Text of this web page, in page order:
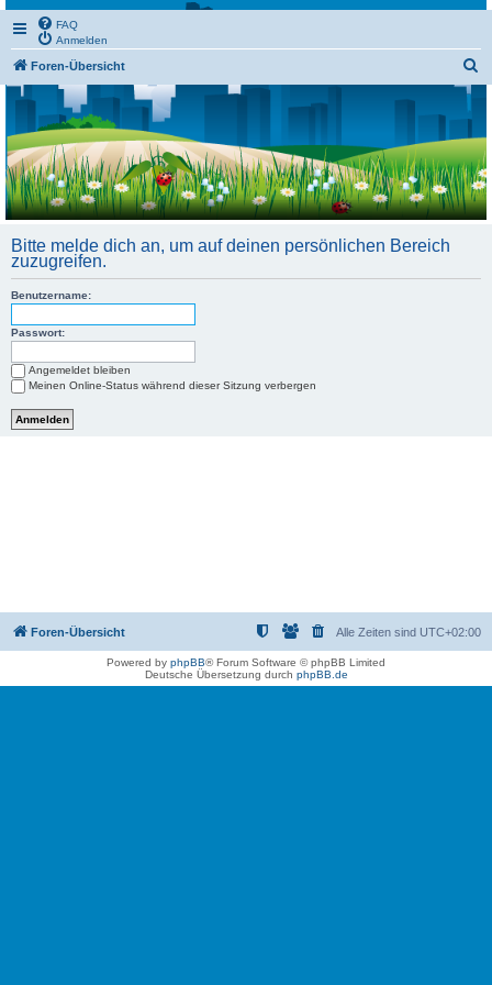
FAQ
Anmelden
Foren-Übersicht
h
e
Bitte melde dich an, um auf deinen persönlichen Bereich
zuzugreifen.
Benutzername:
Passwort:
Angemeldet bleiben
Meinen Online-Status während dieser Sitzung verbergen
Foren-Übersicht Alle Zeiten sind UTC+02:00
Powered by phpBB® Forum Software © phpBB Limited
Deutsche Übersetzung durch phpBB.de